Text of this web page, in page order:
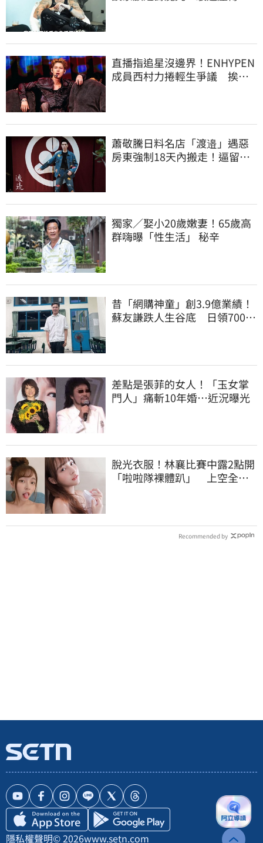
直播指追星沒邊界！ENHYPEN
成員西村力捲輕生爭議 挨
蕭敬騰日料名店「渡邉」遇惡
房東強制18天內搬走！逼留裝
獨家／娶小20歲嫩妻！65歲高
群嗨曝「性生活」 秘辛
昔「網購神童」創3.9億業績！
蘇友謙跌人生谷底 日領700元
差點是張菲的女人！「玉女掌
門人」痛斬10年婚…近況曝光
脫光衣服！林襄比賽中露2點開
「啦啦隊裸體趴」 上空全裸
Recommended by
隱私權聲明© 2026www.setn.com